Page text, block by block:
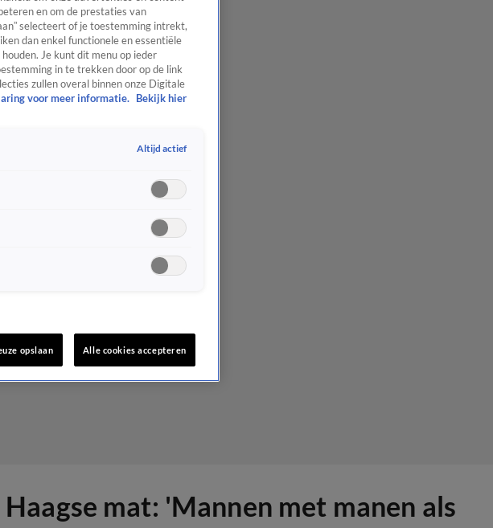
mat: 'Mannen met manen als
en om de prestaties van
selecteert of je toestemming intrekt,
dan enkel functionele en essentiële
Je kunt dit menu op ieder
in te trekken door op de link
zullen overal binnen onze Digitale
voor meer informatie.
Bekijk hier
Altijd actief
opslaan Alle cookies accepteren